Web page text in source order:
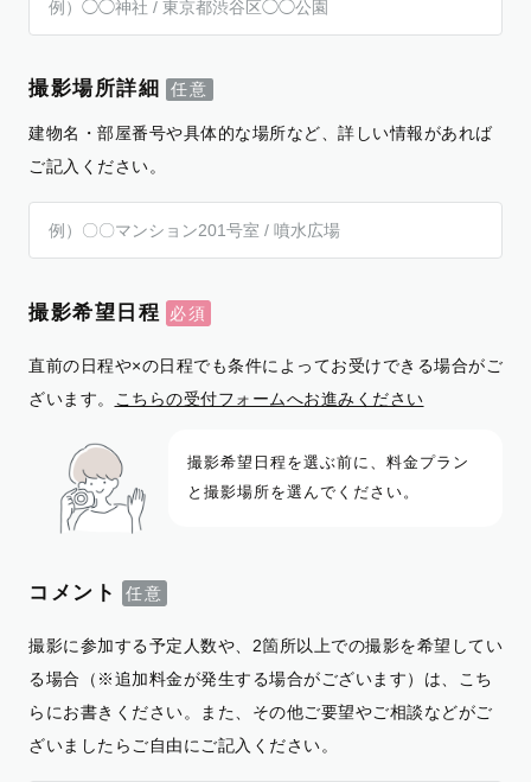
撮影場所詳細
建物名・部屋番号や具体的な場所など、詳しい情報があれば
ご記入ください。
撮影希望日程
直前の日程や×の日程でも条件によってお受けできる場合がご
ざいます。
こちらの受付フォームへお進みください
撮影希望日程を選ぶ前に、料金プラン
と撮影場所を選んでください。
コメント
撮影に参加する予定人数や、2箇所以上での撮影を希望してい
る場合（※追加料金が発生する場合がございます）は、こち
らにお書きください。また、その他ご要望やご相談などがご
ざいましたらご自由にご記入ください。